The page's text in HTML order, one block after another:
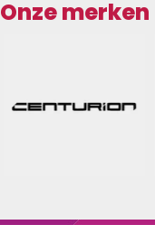
Onze merken